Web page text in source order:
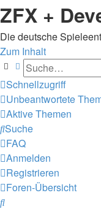
ZFX +
Die deutsche
Zum Inhalt
SucheErweiterte Suche
Schnellzugriff
Unbeantwortete
Aktive Themen
Suche
FAQ
Anmelden
Registrieren
Foren-Übersicht
Suche